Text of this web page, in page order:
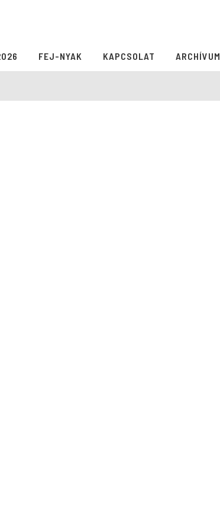
FEJ-NYAK KAPCSOLAT ARCHÍVUM